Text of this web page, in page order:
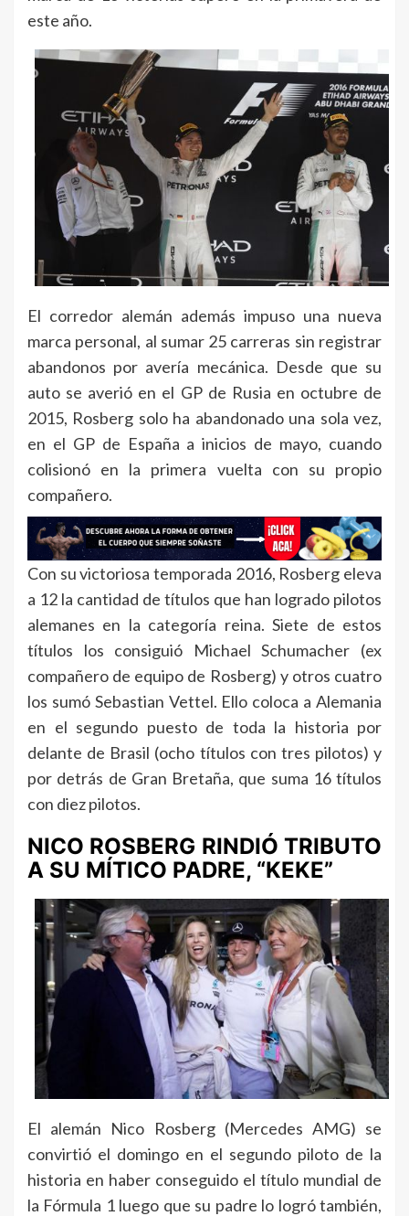
este año.
El corredor alemán además impuso una nueva
marca personal, al sumar 25 carreras sin registrar
abandonos por avería mecánica. Desde que su
auto se averió en el GP de Rusia en octubre de
2015, Rosberg solo ha abandonado una sola vez,
en el GP de España a inicios de mayo, cuando
colisionó en la primera vuelta con su propio
compañero.
Con su victoriosa temporada 2016, Rosberg eleva
a 12 la cantidad de títulos que han logrado pilotos
alemanes en la categoría reina. Siete de estos
títulos los consiguió Michael Schumacher (ex
compañero de equipo de Rosberg) y otros cuatro
los sumó Sebastian Vettel. Ello coloca a Alemania
en el segundo puesto de toda la historia por
delante de Brasil (ocho títulos con tres pilotos) y
por detrás de Gran Bretaña, que suma 16 títulos
con diez pilotos.
NICO ROSBERG RINDIÓ TRIBUTO
A SU MÍTICO PADRE, “KEKE”
El alemán Nico Rosberg (Mercedes AMG) se
convirtió el domingo en el segundo piloto de la
historia en haber conseguido el título mundial de
la Fórmula 1 luego que su padre lo logró también,